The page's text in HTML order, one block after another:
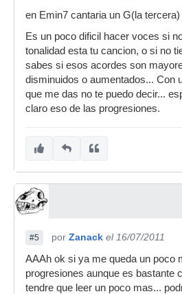
en Emin7 cantaria un G(la tercera)
Es un poco dificil hacer voces si
tonalidad esta tu cancion, o si no
sabes si esos acordes son
disminuidos o aumentados... Con
que me das no te puedo decir...
claro eso de las progresiones.
#5 por Zanack el 16/07/2011
AAAh ok si ya me queda un poco
progresiones aunque es bastante
tendre que leer un poco mas...